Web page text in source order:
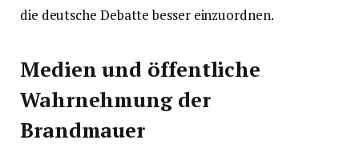
die deutsche Debatte besser einzuordnen.
Medien und öffentliche
Wahrnehmung der
Brandmauer